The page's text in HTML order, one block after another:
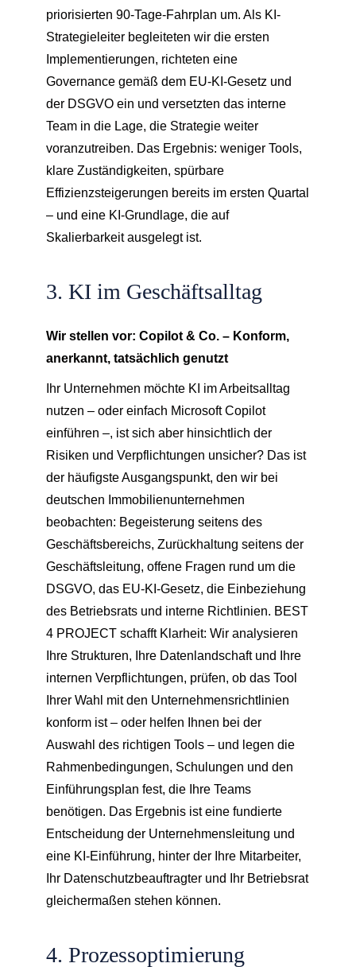
priorisierten 90-Tage-Fahrplan um. Als KI-
Strategieleiter begleiteten wir die ersten
Implementierungen, richteten eine
Governance gemäß dem EU-KI-Gesetz und
der DSGVO ein und versetzten das interne
Team in die Lage, die Strategie weiter
voranzutreiben. Das Ergebnis: weniger Tools,
klare Zuständigkeiten, spürbare
Effizienzsteigerungen bereits im ersten Quartal
– und eine KI-Grundlage, die auf
Skalierbarkeit ausgelegt ist.
3. KI im Geschäftsalltag
Wir stellen vor: Copilot & Co. – Konform,
anerkannt, tatsächlich genutzt
Ihr Unternehmen möchte KI im Arbeitsalltag
nutzen – oder einfach Microsoft Copilot
einführen –, ist sich aber hinsichtlich der
Risiken und Verpflichtungen unsicher? Das ist
der häufigste Ausgangspunkt, den wir bei
deutschen Immobilienunternehmen
beobachten: Begeisterung seitens des
Geschäftsbereichs, Zurückhaltung seitens der
Geschäftsleitung, offene Fragen rund um die
DSGVO, das EU-KI-Gesetz, die Einbeziehung
des Betriebsrats und interne Richtlinien. BEST
4 PROJECT schafft Klarheit: Wir analysieren
Ihre Strukturen, Ihre Datenlandschaft und Ihre
internen Verpflichtungen, prüfen, ob das Tool
Ihrer Wahl mit den Unternehmensrichtlinien
konform ist – oder helfen Ihnen bei der
Auswahl des richtigen Tools – und legen die
Rahmenbedingungen, Schulungen und den
Einführungsplan fest, die Ihre Teams
benötigen. Das Ergebnis ist eine fundierte
Entscheidung der Unternehmensleitung und
eine KI-Einführung, hinter der Ihre Mitarbeiter,
Ihr Datenschutzbeauftragter und Ihr Betriebsrat
gleichermaßen stehen können.
4. Prozessoptimierung